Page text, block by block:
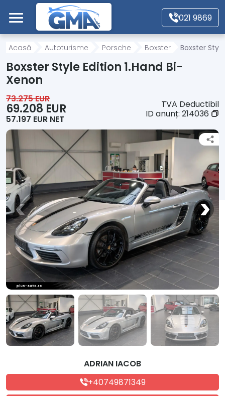
Mergi direct la conținutul principal
021 9869
Acasă
Autoturisme
Motociclete
Autoutilitare
Alte tipuri vehicule
Despre Noi
Contact
Acasă Autoturisme Porsche Boxster Boxster
Boxster Style Edition 1.Hand Bi-
Xenon
73.275 EUR
69.208 EUR
57.197 EUR NET
TVA Deductibil
ID anunț: 214036
ADRIAN IACOB
+40749871349